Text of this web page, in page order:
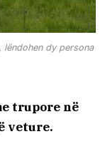
lëndohen dy persona
trupore në
veture.